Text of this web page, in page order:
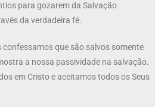
para gozarem da Salvação
da verdadeira fé.
confessamos que são salvos somente
a nossa passividade na salvação.
em Cristo e aceitamos todos os Seus